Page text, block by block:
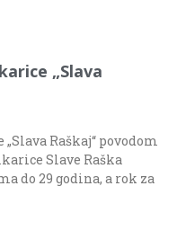
„Slava
Raškaj“ povodom
Slave Raška
do 29 godina, a rok za